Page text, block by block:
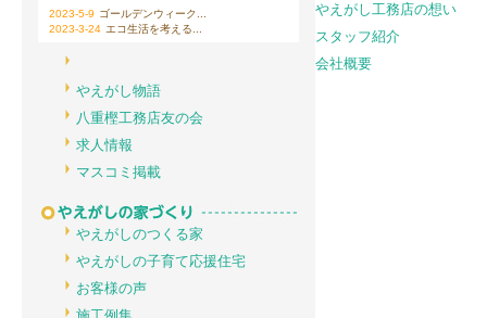
2023-5-9 ゴールデンウィーク...
2023-3-24 エコ生活を考える...
やえがし工務店の想い
スタッフ紹介
会社概要
やえがし物語
八重樫工務店友の会
求人情報
マスコミ掲載
やえがしのつくる家
やえがしの子育て応援住宅
お客様の声